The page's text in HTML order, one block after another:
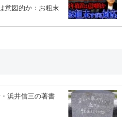
意図的か：お粗末
浜井信三の著書